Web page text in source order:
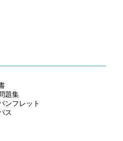
た！
！
！
題集
ンフレット
ス